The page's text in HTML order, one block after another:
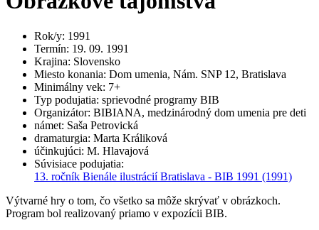
Rok/y: 1991
Termín: 19. 09. 1991
Krajina: Slovensko
Miesto konania: Dom umenia, Nám. SNP 12, Bratislava
Minimálny vek: 7+
Typ podujatia: sprievodné programy BIB
Organizátor: BIBIANA, medzinárodný dom umenia pre deti
námet: Saša Petrovická
dramaturgia: Marta Králiková
účinkujúci: M. Hlavajová
Súvisiace podujatia:
13. ročník Bienále ilustrácií Bratislava - BIB 1991 (1991)
Výtvarné hry o tom, čo všetko sa môže skrývať v obrázkoch.
Program bol realizovaný priamo v expozícii BIB.